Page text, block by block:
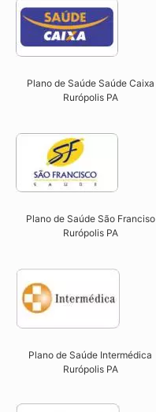
Plano de Saúde Saúde Caixa
Rurópolis PA​
Plano de Saúde São Franciso
Rurópolis PA​
Plano de Saúde Intermédica
Rurópolis PA​